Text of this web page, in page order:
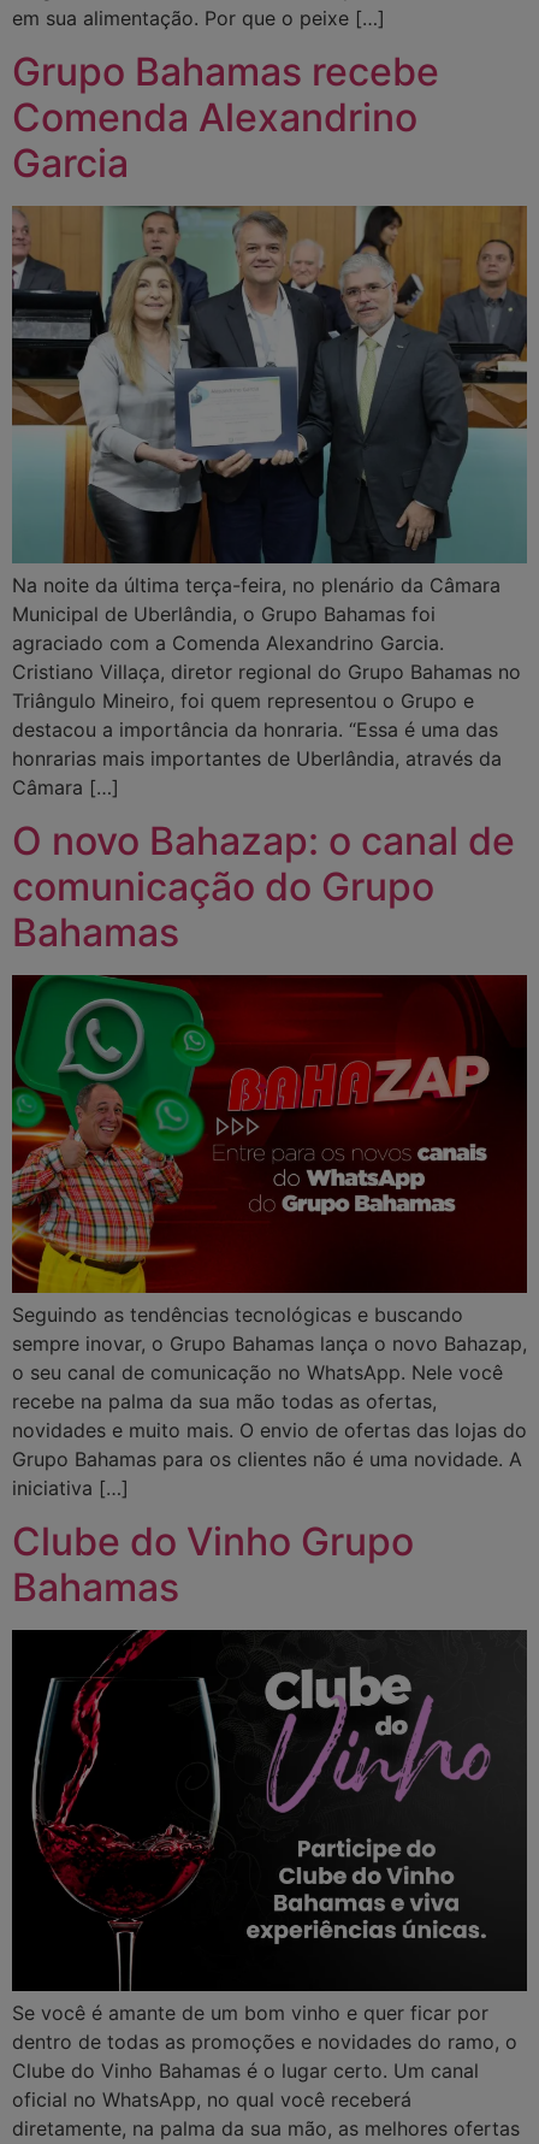
em sua alimentação. Por que o peixe […]
Grupo Bahamas recebe
Comenda Alexandrino
Garcia
Na noite da última terça-feira, no plenário da Câmara
Municipal de Uberlândia, o Grupo Bahamas foi
agraciado com a Comenda Alexandrino Garcia.
Cristiano Villaça, diretor regional do Grupo Bahamas no
Triângulo Mineiro, foi quem representou o Grupo e
destacou a importância da honraria. “Essa é uma das
honrarias mais importantes de Uberlândia, através da
Câmara […]
O novo Bahazap: o canal de
comunicação do Grupo
Bahamas
Seguindo as tendências tecnológicas e buscando
sempre inovar, o Grupo Bahamas lança o novo Bahazap,
o seu canal de comunicação no WhatsApp. Nele você
recebe na palma da sua mão todas as ofertas,
novidades e muito mais. O envio de ofertas das lojas do
Grupo Bahamas para os clientes não é uma novidade. A
iniciativa […]
Clube do Vinho Grupo
Bahamas
Se você é amante de um bom vinho e quer ficar por
dentro de todas as promoções e novidades do ramo, o
Clube do Vinho Bahamas é o lugar certo. Um canal
oficial no WhatsApp, no qual você receberá
diretamente, na palma da sua mão, as melhores ofertas